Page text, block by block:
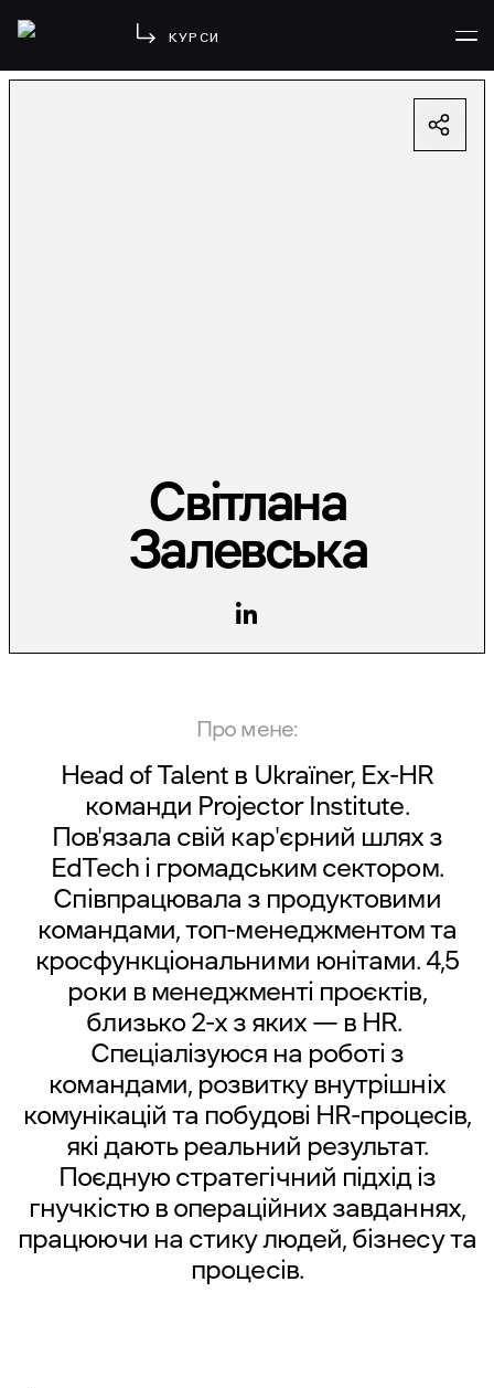
КУРСИ
Світлана
Залевська
Про мене:
Head of Talent в Ukraїner, Ex-HR
команди Projector Institute.
Пов'язала свій кар'єрний шлях з
EdTech і громадським сектором.
Співпрацювала з продуктовими
командами, топ-менеджментом та
кросфункціональними юнітами. 4,5
роки в менеджменті проєктів,
близько 2-х з яких — в HR.
Спеціалізуюся на роботі з
командами, розвитку внутрішніх
комунікацій та побудові HR-процесів,
які дають реальний результат.
Поєдную стратегічний підхід із
гнучкістю в операційних завданнях,
працюючи на стику людей, бізнесу та
процесів.